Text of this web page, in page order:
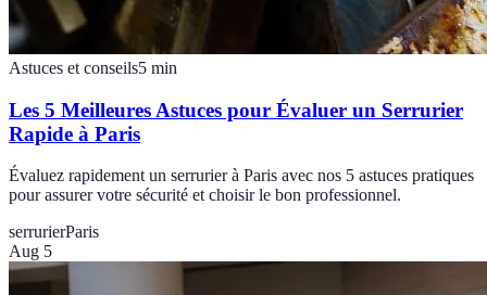
Astuces et conseils5 min
Les 5 Meilleures Astuces pour Évaluer un Serrurier
Rapide à Paris
Évaluez rapidement un serrurier à Paris avec nos 5 astuces pratiques
pour assurer votre sécurité et choisir le bon professionnel.
serrurierParis
Aug 5